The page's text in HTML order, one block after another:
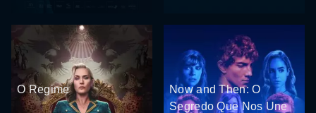
O Regime
Now and Then: O
Segredo Que Nos Une